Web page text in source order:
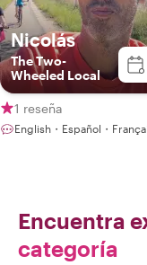
Nicolás
The Two-
Wheeled Local
1 reseña
English・Español・
Encuentra
categoría